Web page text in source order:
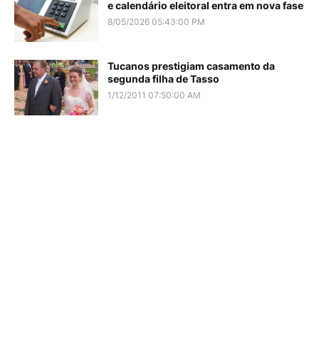
e calendário eleitoral entra em nova fase
8/05/2026 05:43:00 PM
Tucanos prestigiam casamento da
segunda filha de Tasso
1/12/2011 07:50:00 AM